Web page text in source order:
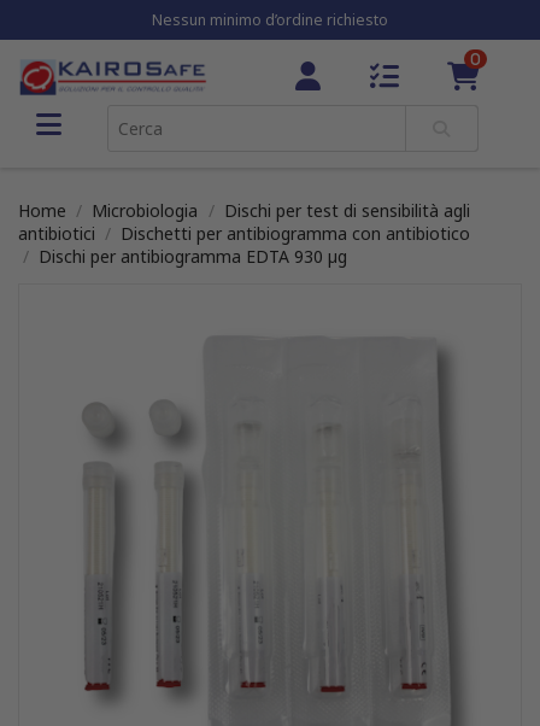
Nessun minimo d’ordine richiesto
0
Home Microbiologia
Dischi per test di sensibilità agli
antibiotici
Dischetti per antibiogramma con antibiotico
Dischi per antibiogramma EDTA 930 µg